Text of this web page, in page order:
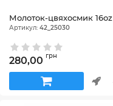
Молоток-цвяхосмик 16oz
Артикул: 42_25030
280,00 грн